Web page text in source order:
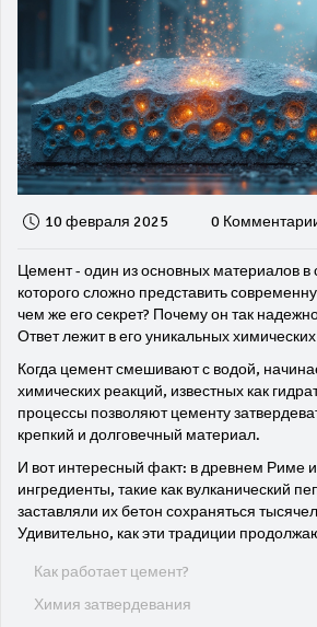
10 февраля 2025 0
Цемент - один из основных материалов в
которого сложно представить
чем же его секрет? Почему он так
Ответ лежит в его уникальных
Когда цемент смешивают с водой,
химических реакций, известных как
процессы позволяют цементу
крепкий и долговечный материал.
И вот интересный факт: в древнем Риме
ингредиенты, такие как вулканический
заставляли их бетон сохраняться
Удивительно, как эти традиции
Как работает цемент?
Химия затвердевания